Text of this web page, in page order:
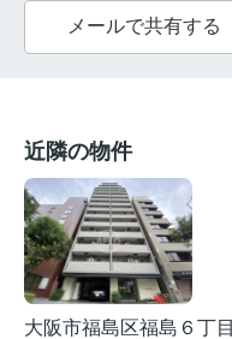
メールで共有する
近隣の物件
大阪市福島区福島６丁目